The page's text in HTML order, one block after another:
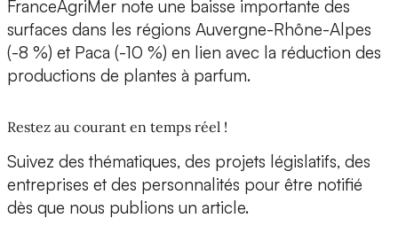
FranceAgriMer note une baisse importante des
surfaces dans les régions Auvergne-Rhône-Alpes
(-8 %) et Paca (-10 %) en lien avec la réduction des
productions de plantes à parfum.
Restez au courant en temps réel !
Suivez des thématiques, des projets législatifs, des
entreprises et des personnalités pour être notifié
dès que nous publions un article.